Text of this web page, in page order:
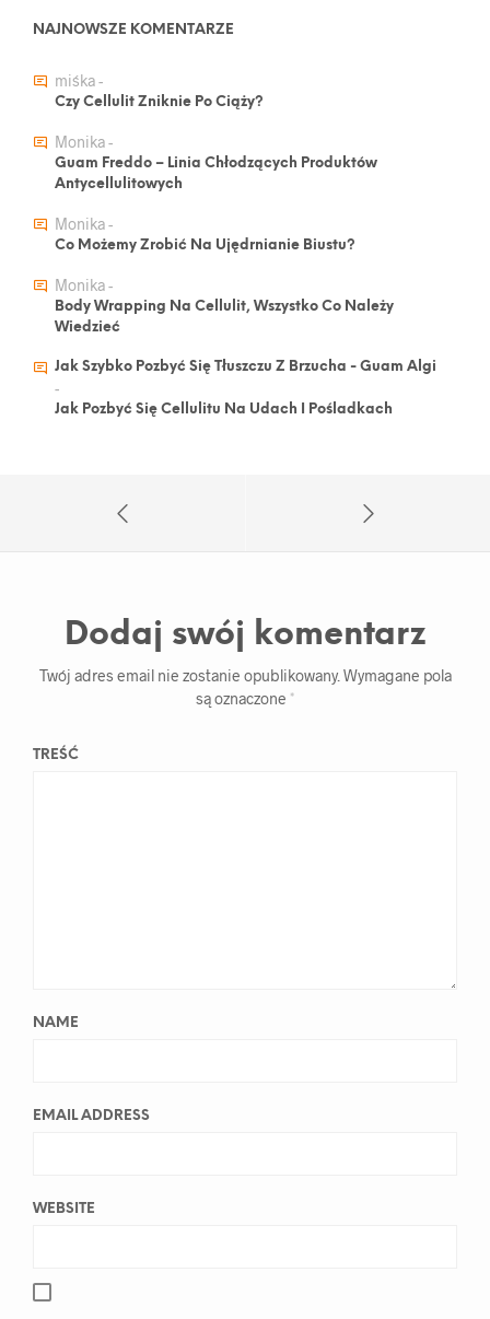
NAJNOWSZE KOMENTARZE
miśka-
Czy Cellulit Zniknie Po Ciąży?
Monika-
Guam Freddo – Linia Chłodzących Produktów
Antycellulitowych
Monika-
Co Możemy Zrobić Na Ujędrnianie Biustu?
Monika-
Body Wrapping Na Cellulit, Wszystko Co Należy
Wiedzieć
Jak Szybko Pozbyć Się Tłuszczu Z Brzucha - Guam Algi
-
Jak Pozbyć Się Cellulitu Na Udach I Pośladkach
Dodaj swój komentarz
Twój adres email nie zostanie opublikowany. Wymagane pola
są oznaczone *
TREŚĆ
NAME
EMAIL ADDRESS
WEBSITE